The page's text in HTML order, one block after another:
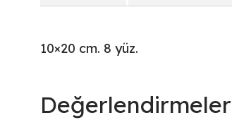
10×20 cm. 8 yüz.
Değerlendirmeler